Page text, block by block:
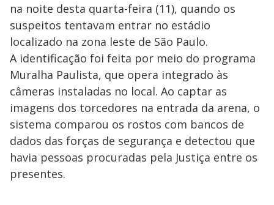
na noite desta quarta-feira (11), quando os
suspeitos tentavam entrar no estádio
localizado na zona leste de São Paulo.
A identificação foi feita por meio do programa
Muralha Paulista, que opera integrado às
câmeras instaladas no local. Ao captar as
imagens dos torcedores na entrada da arena, o
sistema comparou os rostos com bancos de
dados das forças de segurança e detectou que
havia pessoas procuradas pela Justiça entre os
presentes.